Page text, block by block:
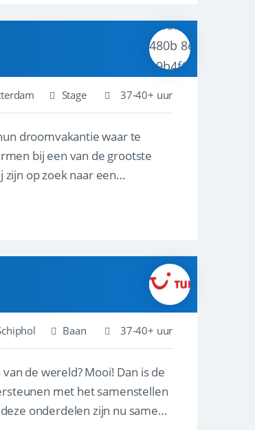
Stage 37-40+ uur
droomvakantie waar te
bij een van de grootste
zijn op zoek naar een
Baan 37-40+ uur
de wereld? Mooi! Dan is de
met het samenstellen
onderdelen zijn nu samen